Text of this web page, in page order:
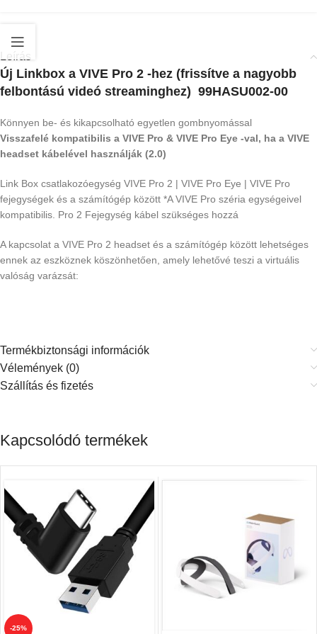
Új Linkbox a VIVE Pro 2 -hez (frissítve a nagyobb
felbontású videó streaminghez) 99HASU002-00
Könnyen be- és kikapcsolható egyetlen gombnyomással
Visszafelé kompatibilis a VIVE Pro & VIVE Pro Eye -val, ha a VIVE
headset kábelével használják (2.0)
Link Box csatlakozóegység VIVE Pro 2 | VIVE Pro Eye | VIVE Pro
fejegységek és a számítógép között *A VIVE Pro széria egységeivel
kompatibilis. Pro 2 Fejegység kábel szükséges hozzá
A kapcsolat a VIVE Pro 2 headset és a számítógép között lehetséges
ennek az eszköznek köszönhetően, amely lehetővé teszi a virtuális
valóság varázsát:
Termékbiztonsági információk
Vélemények (0)
Szállítás és fizetés
Kapcsolódó termékek
-25%